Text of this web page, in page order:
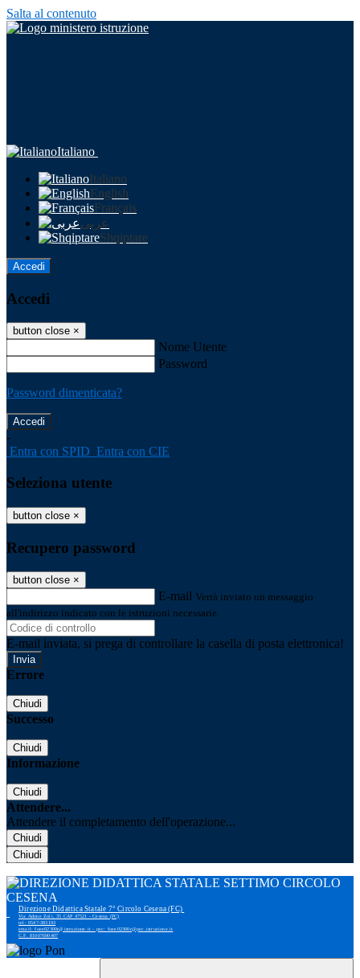
Salta al contenuto
Italiano
Italiano
English
Français
عربى
Shqiptare
Accedi
Accedi
button close ×
Nome Utente
Password
Password dimenticata?
-
Entra con SPID Entra con CIE
Seleziona utente
button close ×
Recupero password
button close ×
E-mail Verrà inviato un messaggio
all'indirizzo indicato con le istruzioni necessarie.
E-mail inviata, si prega di controllare la casella di posta elettronica!
Errore
Chiudi
Successo
Chiudi
Informazione
Chiudi
Attendere...
Attendere il completamento dell'operazione...
Chiudi
Chiudi
Direzione Didattica Statale 7° Circolo Cesena (FC)
Via Adone Zoli, 35 CAP 47521 - Cesena (FC)
tel: 0547-383193
email: foee02300r@istruzione.it - pec: foee02300r@pec.istruzione.it
C.F. 81007690407